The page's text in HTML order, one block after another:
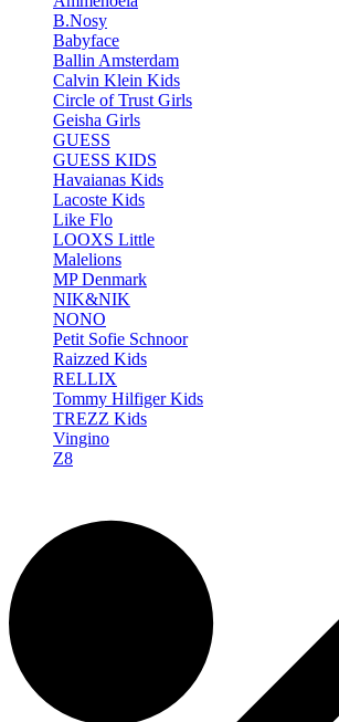
B.Nosy
Babyface
Ballin Amsterdam
Calvin Klein Kids
Circle of Trust Girls
Geisha Girls
GUESS
GUESS KIDS
Havaianas Kids
Lacoste Kids
Like Flo
LOOXS Little
Malelions
MP Denmark
NIK&NIK
NONO
Petit Sofie Schnoor
Raizzed Kids
RELLIX
Tommy Hilfiger Kids
TREZZ Kids
Vingino
Z8